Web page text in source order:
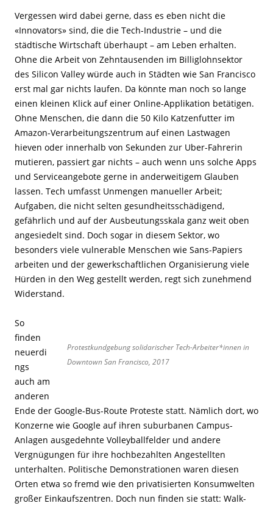
Vergessen wird dabei gerne, dass es eben nicht die
«Innovators» sind, die die Tech-Industrie – und die
städtische Wirtschaft überhaupt – am Leben erhalten.
Ohne die Arbeit von Zehntausenden im Billiglohnsektor
des Silicon Valley würde auch in Städten wie San Francisco
erst mal gar nichts laufen. Da könnte man noch so lange
einen kleinen Klick auf einer Online-Applikation betätigen.
Ohne Menschen, die dann die 50 Kilo Katzenfutter im
Amazon-Verarbeitungszentrum auf einen Lastwagen
hieven oder innerhalb von Sekunden zur Uber-Fahrerin
mutieren, passiert gar nichts – auch wenn uns solche Apps
und Serviceangebote gerne in anderweitigem Glauben
lassen. Tech umfasst Unmengen manueller Arbeit;
Aufgaben, die nicht selten gesundheitsschädigend,
gefährlich und auf der Ausbeutungsskala ganz weit oben
angesiedelt sind. Doch sogar in diesem Sektor, wo
besonders viele vulnerable Menschen wie Sans-Papiers
arbeiten und der gewerkschaftlichen Organisierung viele
Hürden in den Weg gestellt werden, regt sich zunehmend
Widerstand.
Protestkundgebung solidarischer Tech-Arbeiter*innen in
Downtown San Francisco, 2017
So
finden
neuerdi
ngs
auch am
anderen
Ende der Google-Bus-Route Proteste statt. Nämlich dort, wo
Konzerne wie Google auf ihren suburbanen Campus-
Anlagen ausgedehnte Volleyballfelder und andere
Vergnügungen für ihre hochbezahlten Angestellten
unterhalten. Politische Demonstrationen waren diesen
Orten etwa so fremd wie den privatisierten Konsumwelten
großer Einkaufszentren. Doch nun finden sie statt: Walk-